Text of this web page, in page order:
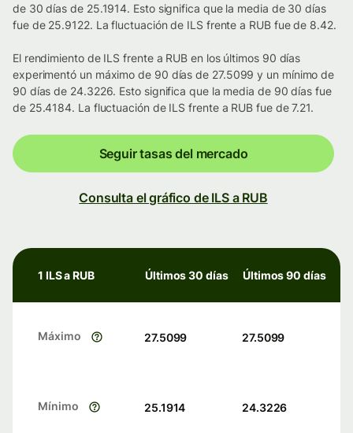
de 30 días de 25.1914. Esto significa que la media de 30 días
fue de 25.9122. La fluctuación de ILS frente a RUB fue de 8.42.
El rendimiento de ILS frente a RUB en los últimos 90 días
experimentó un máximo de 90 días de 27.5099 y un mínimo de
90 días de 24.3226. Esto significa que la media de 90 días fue
de 25.4184. La fluctuación de ILS frente a RUB fue de 7.21.
Seguir tasas del mercado
Consulta el gráfico de ILS a RUB
1 ILS a RUB Últimos 30 días Últimos 90 días
Máximo 27.5099 27.5099
Mínimo 25.1914 24.3226